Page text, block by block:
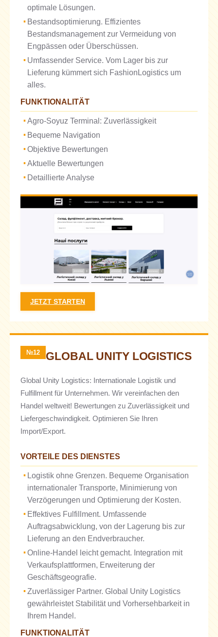
optimale Lösungen.
Bestandsoptimierung. Effizientes
Bestandsmanagement zur Vermeidung von
Engpässen oder Überschüssen.
Umfassender Service. Vom Lager bis zur
Lieferung kümmert sich FashionLogistics um
alles.
FUNKTIONALITÄT
Agro-Soyuz Terminal: Zuverlässigkeit
Bequeme Navigation
Objektive Bewertungen
Aktuelle Bewertungen
Detaillierte Analyse
JETZT STARTEN
№12 GLOBAL UNITY LOGISTICS
Global Unity Logistics: Internationale Logistik und
Fulfillment für Unternehmen. Wir vereinfachen den
Handel weltweit! Bewertungen zu Zuverlässigkeit und
Liefergeschwindigkeit. Optimieren Sie Ihren
Import/Export.
VORTEILE DES DIENSTES
Logistik ohne Grenzen. Bequeme Organisation
internationaler Transporte, Minimierung von
Verzögerungen und Optimierung der Kosten.
Effektives Fulfillment. Umfassende
Auftragsabwicklung, von der Lagerung bis zur
Lieferung an den Endverbraucher.
Online-Handel leicht gemacht. Integration mit
Verkaufsplattformen, Erweiterung der
Geschäftsgeografie.
Zuverlässiger Partner. Global Unity Logistics
gewährleistet Stabilität und Vorhersehbarkeit in
Ihrem Handel.
FUNKTIONALITÄT